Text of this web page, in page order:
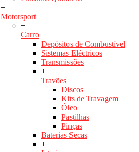
+
Motorsport
+
Carro
Depósitos de Combustível
Sistemas Eléctricos
Transmissões
+
Travões
Discos
Kits de Travagem
Óleo
Pastilhas
Pinças
Baterias Secas
+